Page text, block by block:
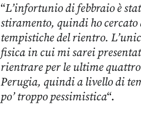
“L’infortunio di febbraio è
stiramento, quindi ho
tempistiche del rientro.
fisica in cui mi sarei
rientrare per le ultime
Perugia, quindi a livello di
po’ troppo pessimistica“.